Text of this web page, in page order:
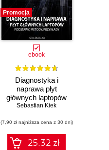
Promocja
ebook
Diagnostyka i
naprawa płyt
głównych laptopów
Sebastian Kiek
(7,90 zł najniższa cena z 30 dni)
25.32 zł